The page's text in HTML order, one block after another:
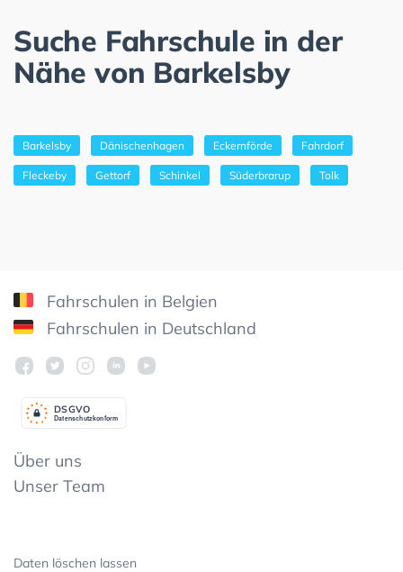
Suche Fahrschule in der
Nähe von Barkelsby
Barkelsby Dänischenhagen Eckernförde Fahrdorf
Fleckeby Gettorf Schinkel Süderbrarup Tolk
Fahrschulen in Belgien
Fahrschulen in Deutschland
Datenschutzkonform
DSGVO
Über uns
Unser Team
Daten löschen lassen